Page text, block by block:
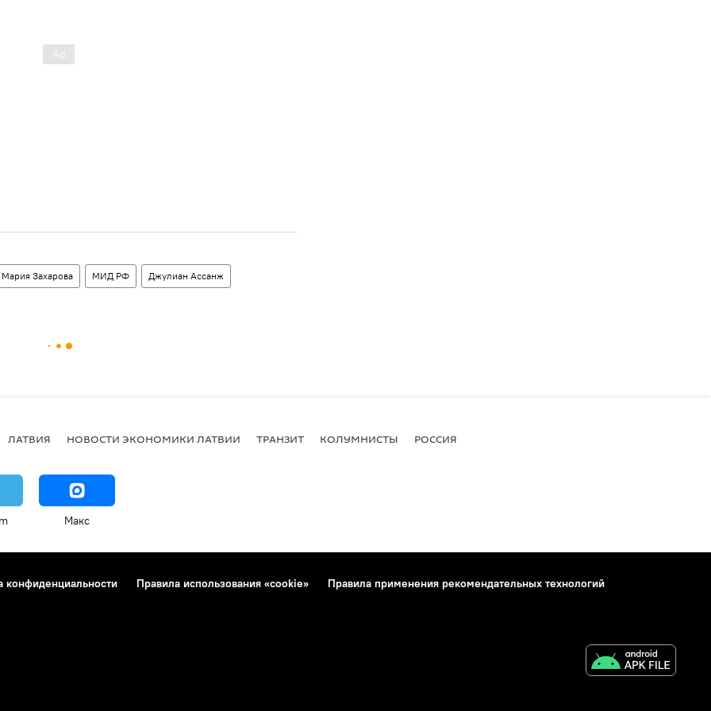
Мария Захарова МИД РФ Джулиан Ассанж
ЛАТВИЯ НОВОСТИ ЭКОНОМИКИ ЛАТВИИ ТРАНЗИТ КОЛУМНИСТЫ РОССИЯ
Макс
конфиденциальности Правила использования «cookie»
Правила применения рекомендательных технологий